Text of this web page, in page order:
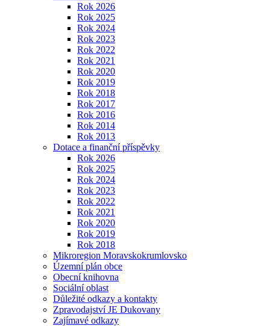
Rok 2026
Rok 2025
Rok 2024
Rok 2023
Rok 2022
Rok 2021
Rok 2020
Rok 2019
Rok 2018
Rok 2017
Rok 2016
Rok 2014
Rok 2013
Dotace a finanční příspěvky
Rok 2026
Rok 2025
Rok 2024
Rok 2023
Rok 2022
Rok 2021
Rok 2020
Rok 2019
Rok 2018
Mikroregion Moravskokrumlovsko
Územní plán obce
Obecní knihovna
Sociální oblast
Důležité odkazy a kontakty
Zpravodajství JE Dukovany
Zajímavé odkazy